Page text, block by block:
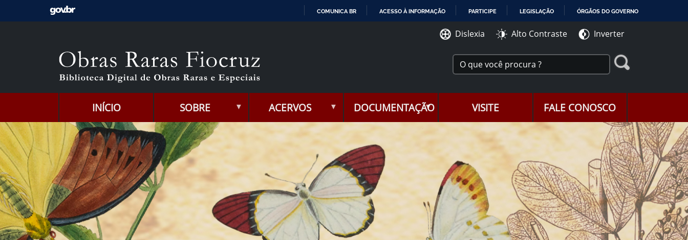
Ir para o conteúdo [1]
Ir para o menu [2]
COMUNICA BR ACESSO À INFORMAÇÃO PARTICIPE LEGISLAÇÃO ÓRGÃOS DO GOVERNO
Dislexia Alto Contraste Inverter
INÍCIO SOBRE ACERVOS DOCUMENTAÇÃO VISITE FALE CONOSCO